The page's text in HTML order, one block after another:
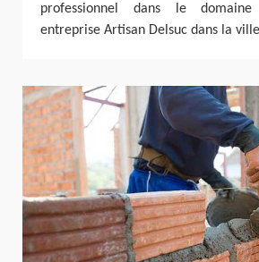
professionnel dans le
entreprise Artisan Delsuc dans la